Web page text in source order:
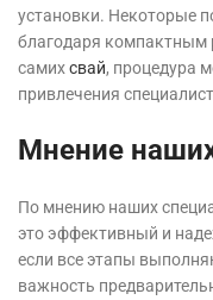
установки. Некоторые
благодаря компактным
самихсвай, процедура
привлечения
Мнение
По мнению наших
это эффективный и
если все этапы
важность